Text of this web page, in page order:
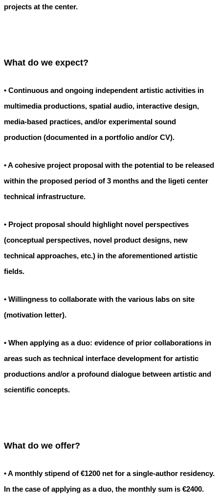
projects at the center.
What do we expect?
• Continuous and ongoing independent artistic activities in
multimedia productions, spatial audio, interactive design,
media-based practices, and/or experimental sound
production (documented in a portfolio and/or CV).
• A cohesive project proposal with the potential to be released
within the proposed period of 3 months and the ligeti center
technical infrastructure.
• Project proposal should highlight novel perspectives
(conceptual perspectives, novel product designs, new
technical approaches, etc.) in the aforementioned artistic
fields.
• Willingness to collaborate with the various labs on site
(motivation letter).
• When applying as a duo: evidence of prior collaborations in
areas such as technical interface development for artistic
productions and/or a profound dialogue between artistic and
scientific concepts.
What do we offer?
• A monthly stipend of €1200 net for a single-author residency.
In the case of applying as a duo, the monthly sum is €2400.